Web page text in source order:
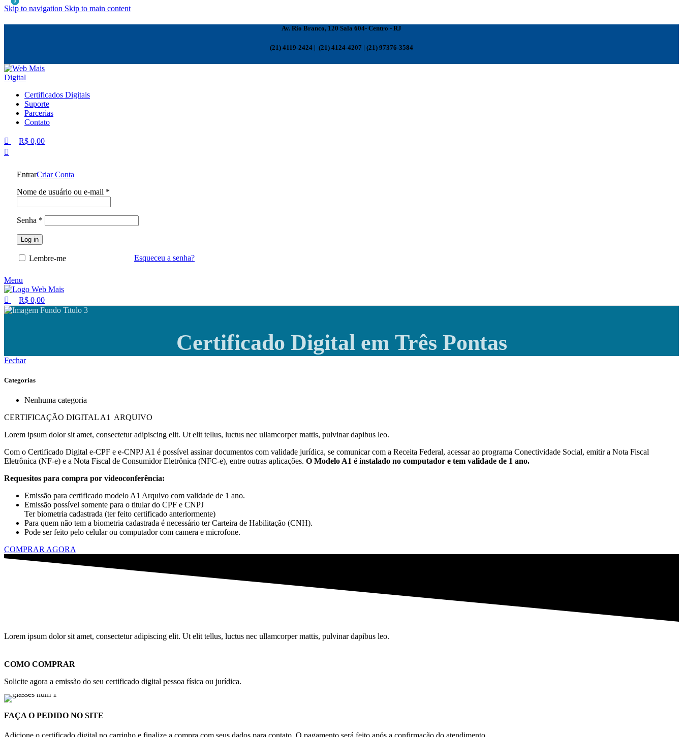
Skip to navigation Skip to main content
Av. Rio Branco, 120 Sala 604- Centro - RJ
(21) 4119-2424 | (21) 4124-4207 | (21) 97376-3584
Certificados Digitais
Suporte
Parcerias
Contato
0
R$ 0,00
EntrarCriar Conta
Nome de usuário ou e-mail *
Senha *
Log in
Esqueceu a senha?
Lembre-me
Menu
0
R$ 0,00
Certificado Digital em Três Pontas
Fechar
Categorias
Nenhuma categoria
CERTIFICAÇÃO DIGITAL A1 ARQUIVO
Lorem ipsum dolor sit amet, consectetur adipiscing elit. Ut elit tellus, luctus nec ullamcorper mattis, pulvinar dapibus leo.
Com o Certificado Digital e-CPF e e-CNPJ A1 é possível assinar documentos com validade jurídica, se comunicar com a Receita Federal, acessar ao programa Conectividade Social, emitir a Nota Fiscal
Eletrônica (NF-e) e a Nota Fiscal de Consumidor Eletrônica (NFC-e), entre outras aplicações. O Modelo A1 é instalado no computador e tem validade de 1 ano.
Requesitos para compra por videoconferência:
Emissão para certificado modelo A1 Arquivo com validade de 1 ano.
Emissão possível somente para o titular do CPF e CNPJ
Ter biometria cadastrada (ter feito certificado anteriormente)
Para quem não tem a biometria cadastrada é necessário ter Carteira de Habilitação (CNH).
Pode ser feito pelo celular ou computador com camera e microfone.
COMPRAR AGORA
Lorem ipsum dolor sit amet, consectetur adipiscing elit. Ut elit tellus, luctus nec ullamcorper mattis, pulvinar dapibus leo.
COMO COMPRAR
Solicite agora a emissão do seu certificado digital pessoa física ou jurídica.
FAÇA O PEDIDO NO SITE
Adicione o certificado digital no carrinho e finalize a compra com seus dados para contato. O pagamento será feito após a confirmação do atendimento.
0